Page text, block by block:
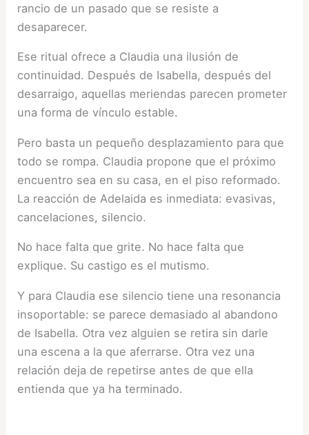
rancio de un pasado que se resiste a
desaparecer.
Ese ritual ofrece a Claudia una ilusión de
continuidad. Después de Isabella, después del
desarraigo, aquellas meriendas parecen prometer
una forma de vínculo estable.
Pero basta un pequeño desplazamiento para que
todo se rompa. Claudia propone que el próximo
encuentro sea en su casa, en el piso reformado.
La reacción de Adelaida es inmediata: evasivas,
cancelaciones, silencio.
No hace falta que grite. No hace falta que
explique. Su castigo es el mutismo.
Y para Claudia ese silencio tiene una resonancia
insoportable: se parece demasiado al abandono
de Isabella. Otra vez alguien se retira sin darle
una escena a la que aferrarse. Otra vez una
relación deja de repetirse antes de que ella
entienda que ya ha terminado.